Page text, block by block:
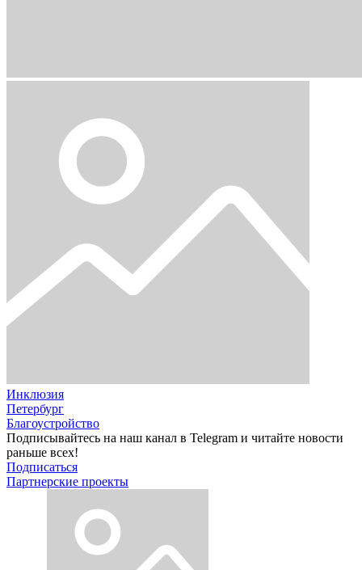
Инклюзия
Петербург
Благоустройство
Подписывайтесь на наш канал в Telegram и читайте новости
раньше всех!
Подписаться
Партнерские проекты